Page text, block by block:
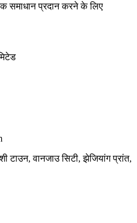
समाधान प्रदान करने के लिए
टाउन, वानजाउ सिटी, झेजियांग प्रांत,